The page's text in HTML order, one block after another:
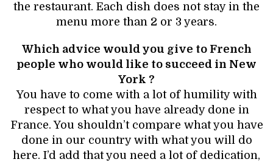
the restaurant. Each dish does not stay in the
menu more than 2 or 3 years.
Which advice would you give to French
people who would like to succeed in New
York ?
You have to come with a lot of humility with
respect to what you have already done in
France. You shouldn’t compare what you have
done in our country with what you will do
here. I’d add that you need a lot of dedication,